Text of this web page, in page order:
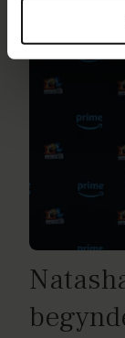
Du kan til
linket i vores
brug af
dine